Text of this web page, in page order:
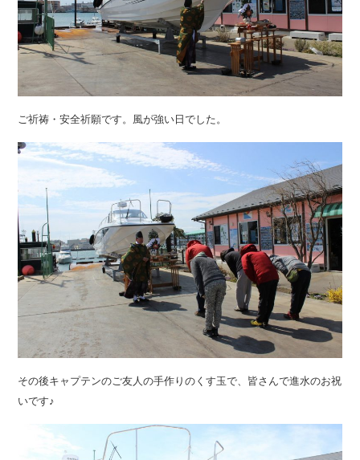
新艇・展示艇情報 中古艇情報
求人情報 会社概要
ご祈祷・安全祈願です。風が強い日でした。
その後キャプテンのご友人の手作りのくす玉で、皆さんで進水のお祝
いです♪